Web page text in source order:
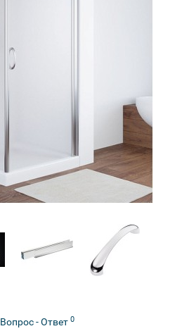
Вопрос - Ответ 0